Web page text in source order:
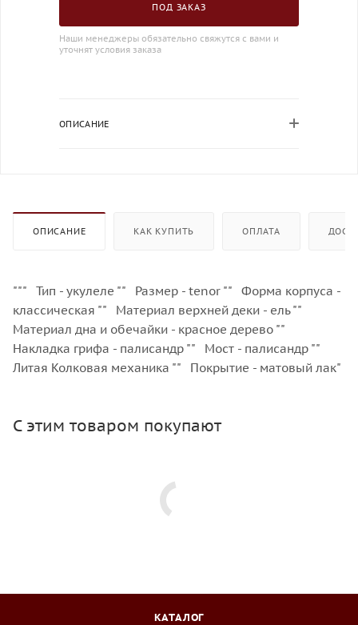
ПОД ЗАКАЗ
Наши менеджеры обязательно свяжутся с вами и
уточнят условия заказа
ОПИСАНИЕ
ОПИСАНИЕ КАК КУПИТЬ ОПЛАТА
""" Тип - укулеле "" Размер - tenor "" Форма корпуса -
классическая "" Материал верхней деки - ель ""
Материал дна и обечайки - красное дерево ""
Накладка грифа - палисандр "" Мост - палисандр ""
Литая Колковая механика "" Покрытие - матовый лак"
С этим товаром покупают
КАТАЛОГ